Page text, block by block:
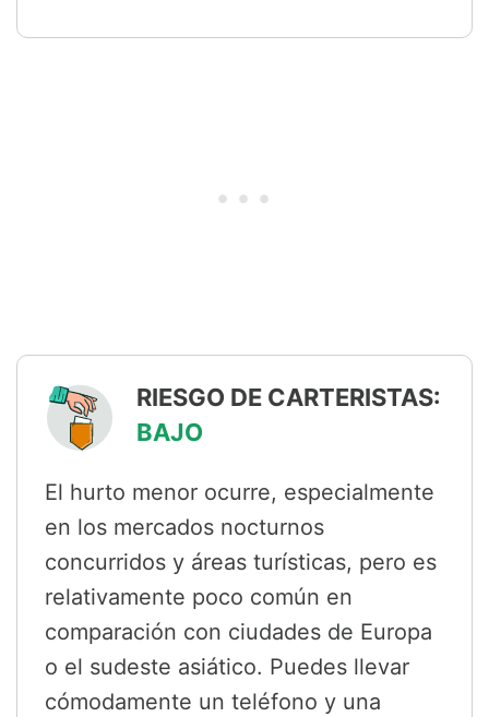
RIESGO DE CARTERISTAS:
BAJO
El hurto menor ocurre, especialmente
en los mercados nocturnos
concurridos y áreas turísticas, pero es
relativamente poco común en
comparación con ciudades de Europa
o el sudeste asiático. Puedes llevar
cómodamente un teléfono y una